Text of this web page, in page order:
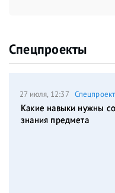
Спецпроекты
27 июля, 12:37
Какие навыки нужны
знания предмета